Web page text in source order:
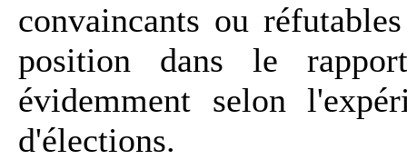
convaincants ou
position dans le
évidemment selon
d'élections.